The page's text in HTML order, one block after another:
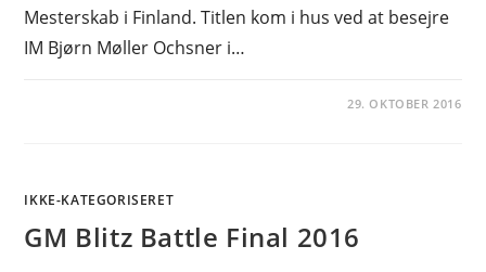
Mesterskab i Finland. Titlen kom i hus ved at besejre
IM Bjørn Møller Ochsner i…
29. OKTOBER 2016
IKKE-KATEGORISERET
GM Blitz Battle Final 2016